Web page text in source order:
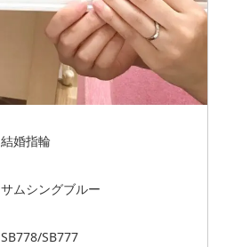
結婚指輪
サムシングブルー
SB778/SB777